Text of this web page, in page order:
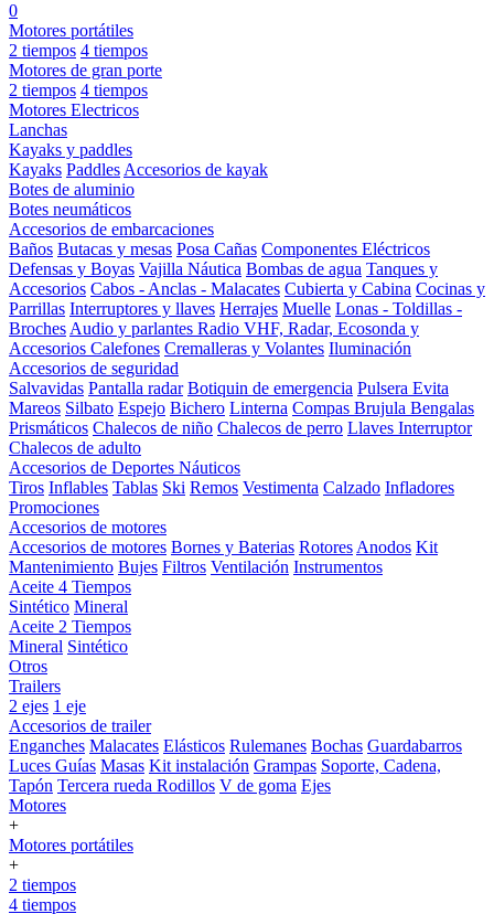
0
Motores portátiles
2 tiempos 4 tiempos
Motores de gran porte
2 tiempos 4 tiempos
Motores Electricos
Lanchas
Kayaks y paddles
Kayaks Paddles Accesorios de kayak
Botes de aluminio
Botes neumáticos
Accesorios de embarcaciones
Baños Butacas y mesas Posa Cañas Componentes Eléctricos
Defensas y Boyas Vajilla Náutica Bombas de agua Tanques y
Accesorios Cabos - Anclas - Malacates Cubierta y Cabina Cocinas y
Parrillas Interruptores y llaves Herrajes Muelle Lonas - Toldillas -
Broches Audio y parlantes Radio VHF, Radar, Ecosonda y
Accesorios Calefones Cremalleras y Volantes Iluminación
Accesorios de seguridad
Salvavidas Pantalla radar Botiquin de emergencia Pulsera Evita
Mareos Silbato Espejo Bichero Linterna Compas Brujula Bengalas
Prismáticos Chalecos de niño Chalecos de perro Llaves Interruptor
Chalecos de adulto
Accesorios de Deportes Náuticos
Tiros Inflables Tablas Ski Remos Vestimenta Calzado Infladores
Promociones
Accesorios de motores
Accesorios de motores Bornes y Baterias Rotores Anodos Kit
Mantenimiento Bujes Filtros Ventilación Instrumentos
Aceite 4 Tiempos
Sintético Mineral
Aceite 2 Tiempos
Mineral Sintético
Otros
Trailers
2 ejes 1 eje
Accesorios de trailer
Enganches Malacates Elásticos Rulemanes Bochas Guardabarros
Luces Guías Masas Kit instalación Grampas Soporte, Cadena,
Tapón Tercera rueda Rodillos V de goma Ejes
Motores
+
Motores portátiles
+
2 tiempos
4 tiempos